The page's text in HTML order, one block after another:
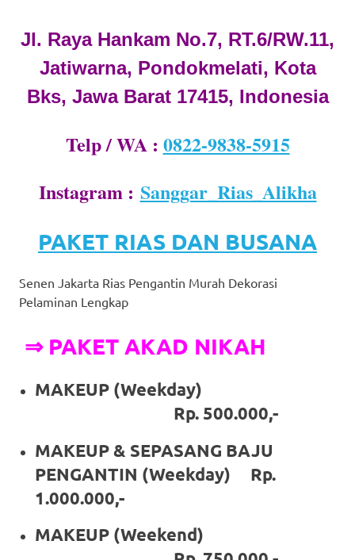
replica
watches.
click
https://www.stockswatches.com
https://
check
link
right
here
now
Jl. Raya Hankam No.7, RT.6/RW.11,
Jatiwarna, Pondokmelati, Kota
Bks, Jawa Barat 17415, Indonesia
Telp / WA : 0822-9838-5915
Instagram : Sanggar_Rias_Alikha
PAKET RIAS DAN BUSANA
Senen Jakarta Rias Pengantin Murah Dekorasi
Pelaminan Lengkap
⇒ PAKET AKAD NIKAH
MAKEUP (Weekday)
Rp. 500.000,-
MAKEUP & SEPASANG BAJU
PENGANTIN (Weekday) Rp.
1.000.000,-
MAKEUP (Weekend)